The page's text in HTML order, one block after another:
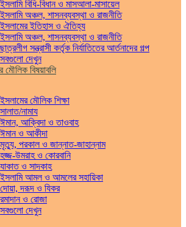
ইসলামি বিধি-বিধান ও মাসআলা-মাসায়েল
ইসলামি অঞ্চল, শাসনব্যবস্থা ও রাজনীতি
ইসলামের ইতিহাস ও ঐতিহ্য
ইসলামি অঞ্চল, শাসনব্যবস্থা ও রাজনীতি
ছাত্রলীগ সন্ত্রাসী কর্তৃক নির্যাতিতের আর্তনাদের গল্প
সবগুলো দেখুন
মৌলিক বিষয়াবলি
ইসলামের মৌলিক শিক্ষা
সালাত/নামায
ঈমান, আক্বিদা ও তাওবাহ
ঈমান ও আকীদা
মৃত্যু, পরকাল ও জান্নাত-জাহান্নাম
হজ্জ-উমরাহ ও কোরবানি
যাকাত ও সাদকাহ
ইসলামি আমল ও আমলের সহায়িকা
দোয়া, দরূদ ও যিকর
রমাদান ও রোজা
সবগুলো দেখুন